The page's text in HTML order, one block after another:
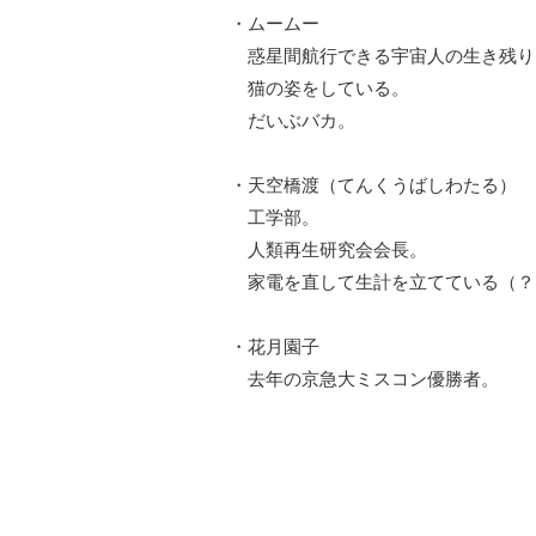
・ムームー
惑星間航行できる宇宙人の生き残り
猫の姿をしている。
だいぶバカ。
・天空橋渡（てんくうばしわたる）
工学部。
人類再生研究会会長。
家電を直して生計を立てている（？
・花月園子
去年の京急大ミスコン優勝者。